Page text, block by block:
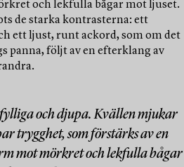
och lekfulla bågar mot ljuset.
de starka kontrasterna: ett
ett ljust, runt ackord, som om det
panna, följt av en efterklang av
och djupa. Kvällen mjukar
trygghet, som förstärks av en
mot mörkret och lekfulla bågar